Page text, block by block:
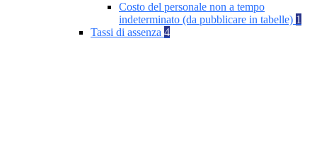
Costo del personale non a tempo
indeterminato (da pubblicare in tabelle) 1
Tassi di assenza 4